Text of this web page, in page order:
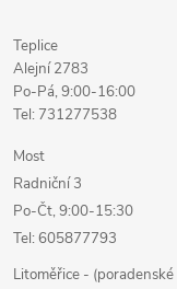
Teplice
Alejní 2783
Po-Pá, 9:00-16:00
Tel: 731277538
Most
Radniční 3
Po-Čt, 9:00-15:30
Tel: 605877793
Litoměřice - (poradenské